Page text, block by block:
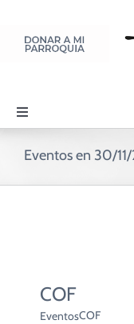
contenido
Toggle
Navigation
PARROQUIA
DISCIPULADOS
Eventos en 30/
COF
EventosCOF